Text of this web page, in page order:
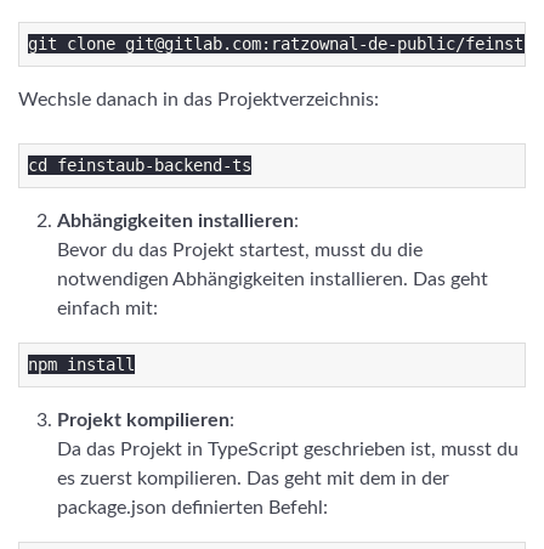
Wechsle danach in das Projektverzeichnis:
Abhängigkeiten installieren:
Bevor du das Projekt startest, musst du die
notwendigen Abhängigkeiten installieren. Das geht
einfach mit:
Projekt kompilieren:
Da das Projekt in TypeScript geschrieben ist, musst du
es zuerst kompilieren. Das geht mit dem in der
package.json definierten Befehl: